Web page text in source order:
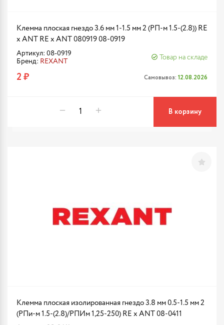
Клемма плоская гнездо 3.6 мм 1-1.5 мм 2 (РП-м 1.5-(2.8)) RE
x ANT RE x ANT 080919 08-0919
Артикул: 08-0919
Бренд: REXANT
Товар на складе
2 ₽ Самовывоз: 12.08.2026
В корзину
Клемма плоская изолированная гнездо 3.8 мм 0.5-1.5 мм 2
(РПи-м 1.5-(2.8)/РПИм 1,25-250) RE x ANT 08-0411